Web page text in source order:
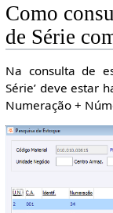
Como
de Série
Na consulta de
Série’ deve estar
Numeração +